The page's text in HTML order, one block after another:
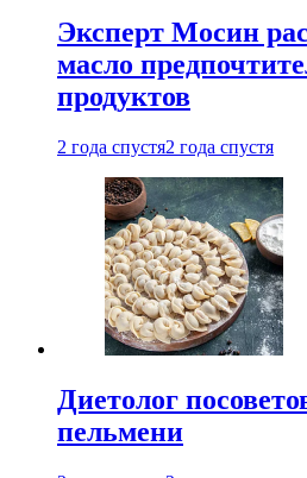
Эксперт Мосин
масло
продуктов
2 года спустя2 года спустя
Диетолог
пельмени